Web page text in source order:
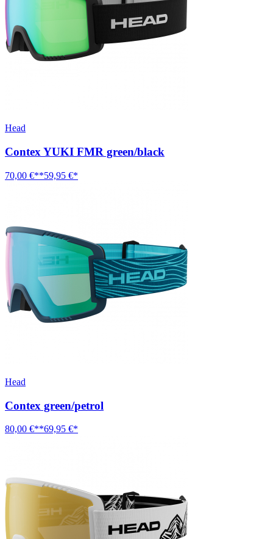
Head
Contex YUKI FMR green/black
70,00 €**59,95 €*
Head
Contex green/petrol
80,00 €**69,95 €*